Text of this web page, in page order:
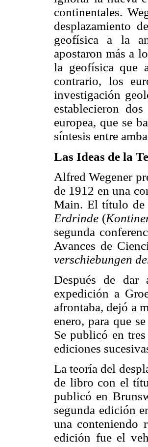
continentales.
desplazamiento
geofísica a la
apostaron más a
la geofísica que
contrario, los
investigación
establecieron
europea, que se
síntesis entre
Las Ideas de la
Alfred Wegener
de 1912 en una
Main. El título de
Erdrinde (
segunda
Avances de
verschiebungen
Después de dar
expedición a
afrontaba, dejó a
enero, para que
Se publicó en
ediciones
La teoría del
de libro con el
publicó en
segunda edición
una conteniendo
edición fue el